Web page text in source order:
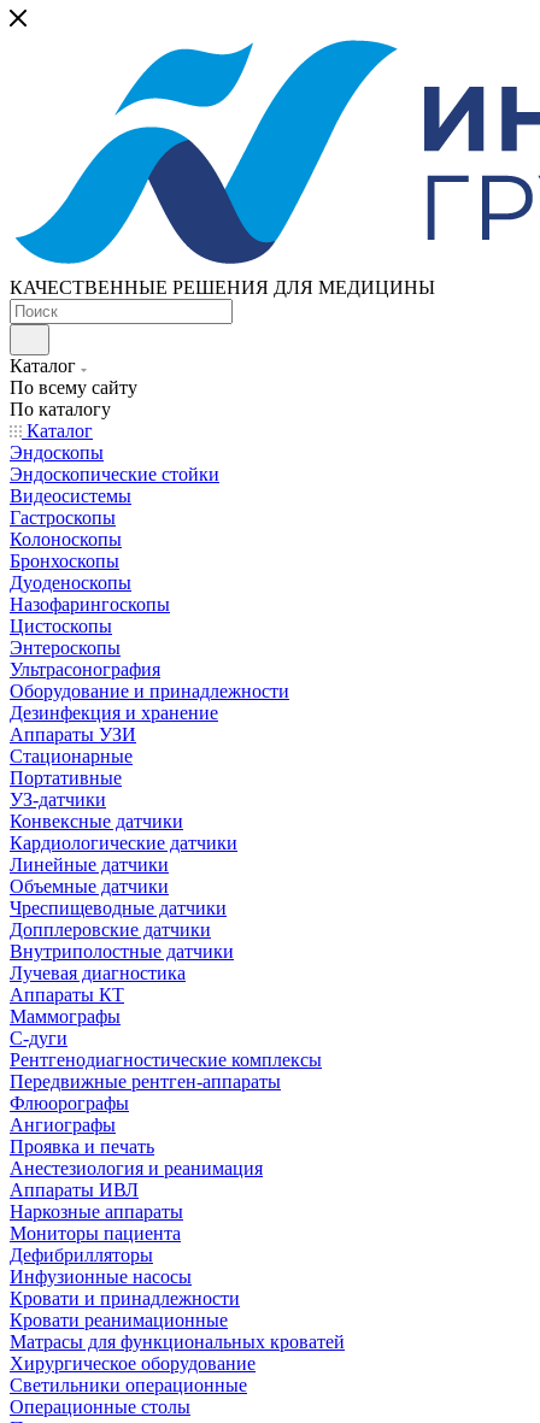
КАЧЕСТВЕННЫЕ РЕШЕНИЯ ДЛЯ МЕДИЦИНЫ
Каталог
По всему сайту
По каталогу
Каталог
Эндоскопы
Эндоскопические стойки
Видеосистемы
Гастроскопы
Колоноскопы
Бронхоскопы
Дуоденоскопы
Назофарингоскопы
Цистоскопы
Энтероскопы
Ультрасонография
Оборудование и принадлежности
Дезинфекция и хранение
Аппараты УЗИ
Стационарные
Портативные
УЗ-датчики
Конвексные датчики
Кардиологические датчики
Линейные датчики
Объемные датчики
Чреспищеводные датчики
Допплеровские датчики
Внутриполостные датчики
Лучевая диагностика
Аппараты КТ
Маммографы
С-дуги
Рентгенодиагностические комплексы
Передвижные рентген-аппараты
Флюорографы
Ангиографы
Проявка и печать
Анестезиология и реанимация
Аппараты ИВЛ
Наркозные аппараты
Мониторы пациента
Дефибрилляторы
Инфузионные насосы
Кровати и принадлежности
Кровати реанимационные
Матрасы для функциональных кроватей
Хирургическое оборудование
Светильники операционные
Операционные столы